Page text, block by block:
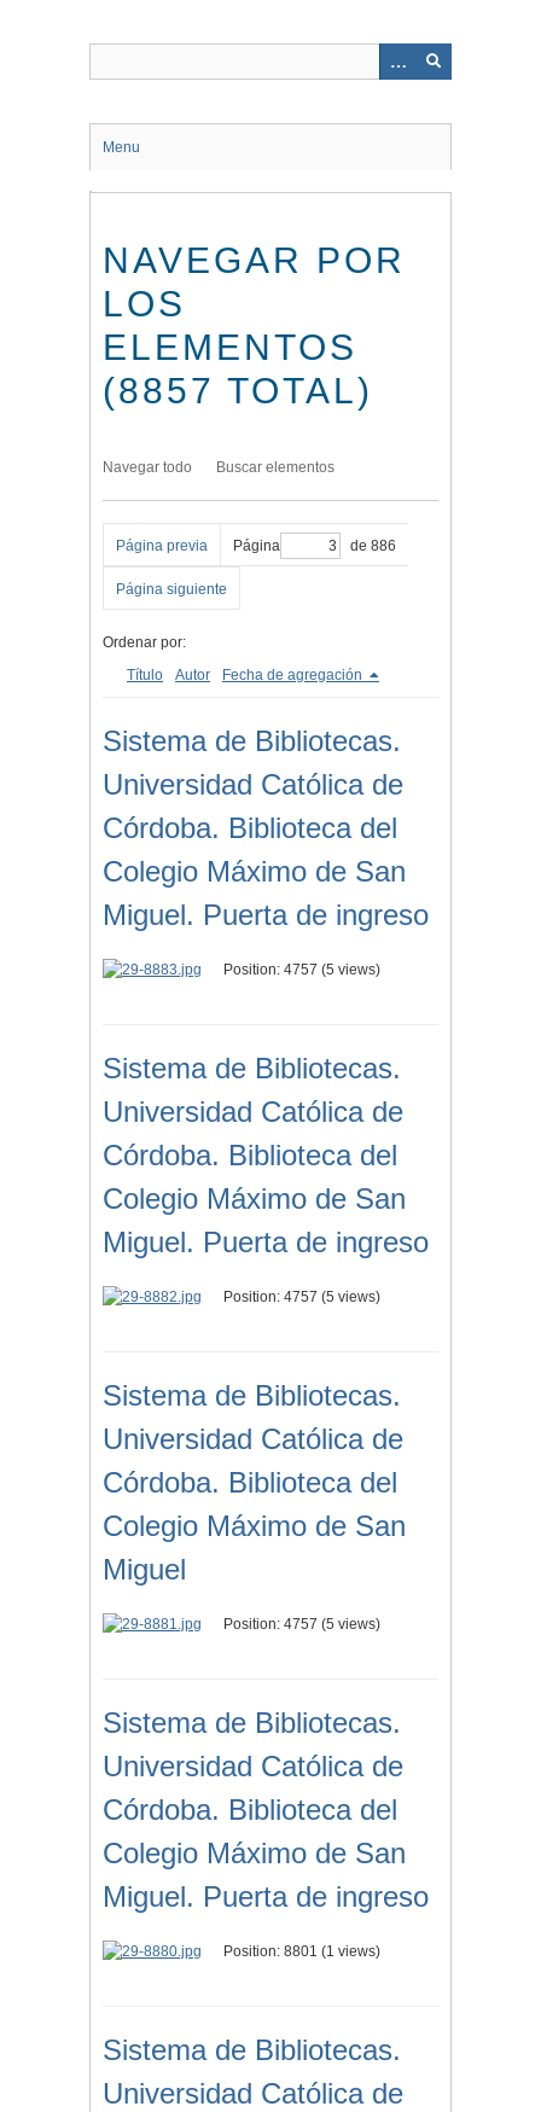
Menu
NAVEGAR POR
LOS
ELEMENTOS
(8857 TOTAL)
Navegar todo Buscar elementos
Página previa Página de 886
Página siguiente
Ordenar por:
Título
Autor Fecha de agregación
Sistema de Bibliotecas.
Universidad Católica de
Córdoba. Biblioteca del
Colegio Máximo de San
Miguel. Puerta de ingreso
Position: 4757 (5 views)
Sistema de Bibliotecas.
Universidad Católica de
Córdoba. Biblioteca del
Colegio Máximo de San
Miguel. Puerta de ingreso
Position: 4757 (5 views)
Sistema de Bibliotecas.
Universidad Católica de
Córdoba. Biblioteca del
Colegio Máximo de San
Miguel
Position: 4757 (5 views)
Sistema de Bibliotecas.
Universidad Católica de
Córdoba. Biblioteca del
Colegio Máximo de San
Miguel. Puerta de ingreso
Position: 8801 (1 views)
Sistema de Bibliotecas.
Universidad Católica de